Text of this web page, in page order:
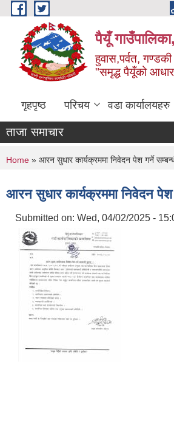
Skip to main content
पैयूँ
हुवास,पर्वत,
"समृद्ध पैयूँको आधार;
गृहपृष्ठ परिचय वडा कार्यालयहरु
ताजा समाचार
You are here
Home » आरन सुधार कार्यक्रममा निवेदन पेश गर्ने
आरन सुधार कार्यक्रममा निवेदन पेश
Submitted on: Wed, 04/02/2025 -